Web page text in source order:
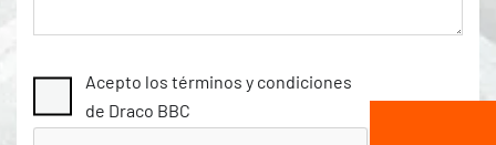
Acepto los términos y condiciones
de Draco BBC